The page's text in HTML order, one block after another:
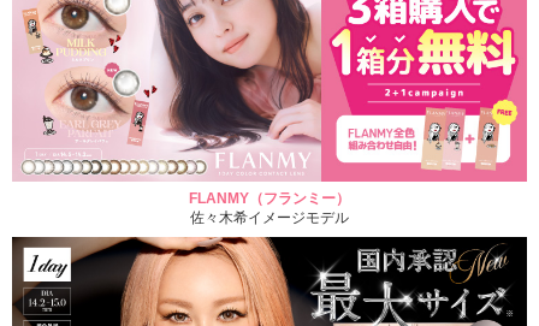
FLANMY（フランミー）
佐々木希イメージモデル